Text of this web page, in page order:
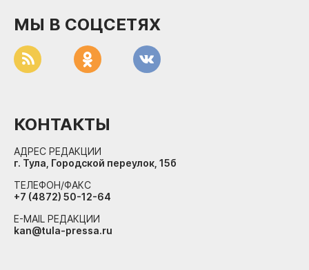
МЫ В СОЦСЕТЯХ
КОНТАКТЫ
АДРЕС РЕДАКЦИИ
г. Тула, Городской переулок, 15б
ТЕЛЕФОН/ФАКС
+7 (4872) 50-12-64
E-MAIL РЕДАКЦИИ
kan@tula-pressa.ru